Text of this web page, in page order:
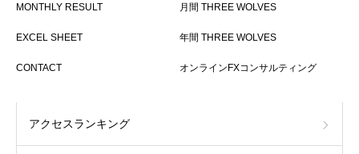
MONTHLY RESULT
EXCEL SHEET
CONTACT
月間 THREE WOLVES
年間 THREE WOLVES
オンラインFXコンサルティング
アクセスランキング